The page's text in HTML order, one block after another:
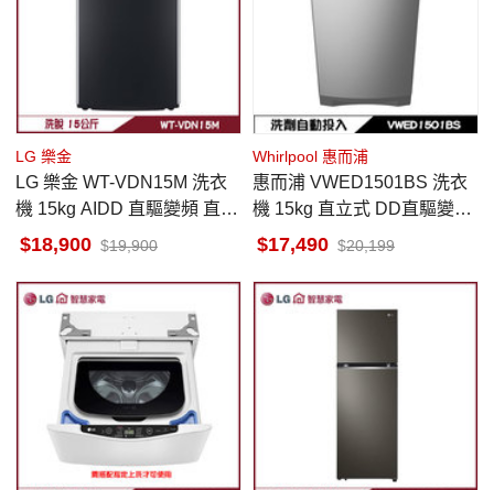
LG 樂金
LG 樂金 WT-VDN15M 洗衣
機 15kg AIDD 直驅變頻 直立
式 AI智慧感測 提供最適洗程
18,900 19,900
Whirlpool 惠而浦
惠而浦 VWED1501BS 洗衣
機 15kg 直立式 DD直驅變頻
洗劑自動投入
17,490 20,199